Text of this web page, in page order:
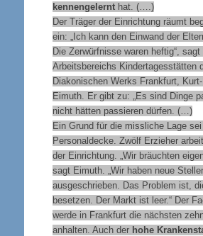
kennengelernthat. (….)
Der Träger der Einrichtung räumt
ein: „Ich kann den Einwand der
Die Zerwürfnisse waren heftig“,
Arbeitsbereichs Kindertagesstätten
Diakonischen Werks Frankfurt,
Eimuth. Er gibt zu: „Es sind Dinge
nicht hätten passieren dürfen. (…)
Ein Grund für die missliche Lage
Personaldecke. Zwölf Erzieher
der Einrichtung. „Wir bräuchten
sagt Eimuth. „Wir haben neue
ausgeschrieben. Das Problem ist,
besetzen. Der Markt ist leer.“ Der
werde in Frankfurt die nächsten
anhalten. Auch der hohe